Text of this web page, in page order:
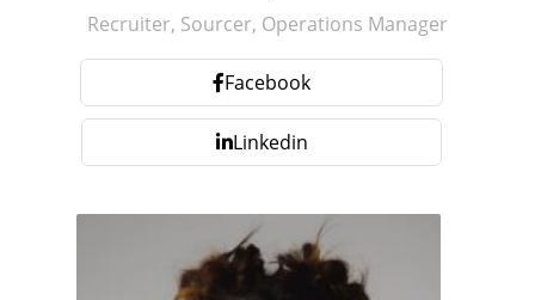
Recruiter, Sourcer, Operations Manager
Facebook
Linkedin